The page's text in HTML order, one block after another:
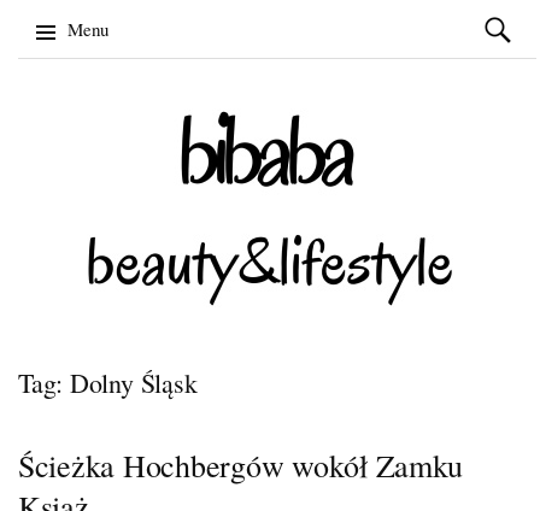
Menu
Szukaj:
Tag: Dolny Śląsk
Ścieżka Hochbergów wokół Zamku